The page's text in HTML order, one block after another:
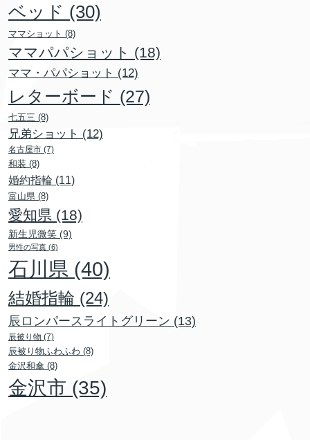
ベッド (30)
ママショット (8)
ママパパショット (18)
ママ・パパショット (12)
レターボード (27)
七五三 (8)
兄弟ショット (12)
名古屋市 (7)
和装 (8)
婚約指輪 (11)
富山県 (8)
愛知県 (18)
新生児微笑 (9)
男性の写真 (6)
石川県 (40)
結婚指輪 (24)
辰ロンパースライトグリーン (13)
辰被り物 (7)
辰被り物ふわふわ (8)
金沢和傘 (8)
金沢市 (35)